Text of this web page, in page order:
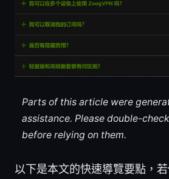
Parts of this article were
assistance. Please double-
before relying on them.
以下是本文的快速導覽要點，